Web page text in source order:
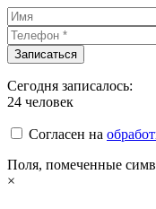
Сегодня записалось:
24 человек
Согласен на
Поля, помеченные
×